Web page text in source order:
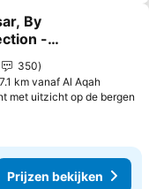
aan favorieten
By
-
350
km vanaf Al Aqah
met uitzicht op de bergen
Prijzen bekijken